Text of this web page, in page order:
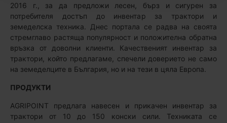
2016 г., за да предложи лесен, бърз и сигурен за
потребителя достъп до инвентар за трактори и
земеделска техника. Днес портала се радва на своята
стремглаво растяща популярност и положителна обратна
връзка от доволни клиенти. Качественият инвентар за
трактори, който предлагаме, спечели доверието не само
на земеделците в България, но и на тези в цяла Европа.
ПРОДУКТИ
AGRIPOINT предлага навесен и прикачен инвентар за
трактори от 10 до 150 конски сили. Техниката се